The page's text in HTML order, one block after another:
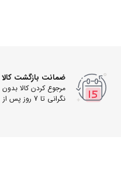
ضمانت بازگشت کالا
مرجوع کردن کالا بدون
نگرانی تا 7 روز پس از